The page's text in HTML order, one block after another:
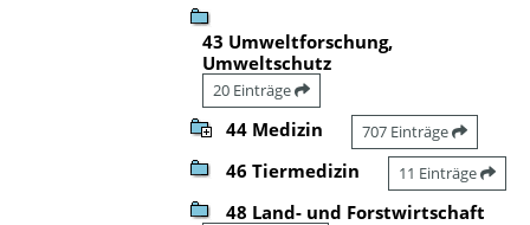
43 Umweltforschung,
Umweltschutz
20 Einträge
44 Medizin 707 Einträge
46 Tiermedizin 11 Einträge
48 Land- und Forstwirtschaft